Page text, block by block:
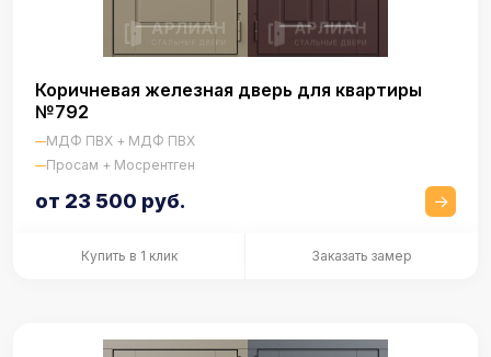
Коричневая железная дверь для квартиры
№792
МДФ ПВХ + МДФ ПВХ
Просам + Мосрентген
от 23 500 руб.
Купить в 1 клик Заказать замер